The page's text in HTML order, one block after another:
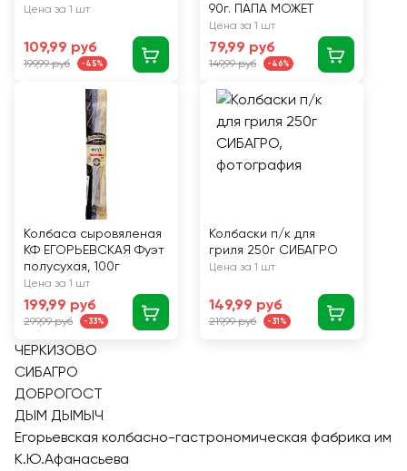
Цена за 1 шт
109,99 руб
199,99 руб -45%
90г. ПАПА МОЖЕТ
Цена за 1 шт
79,99 руб
149,99 руб -46%
Колбаса сыровяленая
КФ ЕГОРЬЕВСКАЯ Фуэт
полусухая, 100г
Цена за 1 шт
199,99 руб
299,99 руб -33%
Колбаски п/к для
гриля 250г СИБАГРО
Цена за 1 шт
149,99 руб
219,99 руб -31%
ЧЕРКИЗОВО
СИБАГРО
ДОБРОГОСТ
ДЫМ ДЫМЫЧ
Егорьевская колбасно-гастрономическая фабрика им
К.Ю.Афанасьева